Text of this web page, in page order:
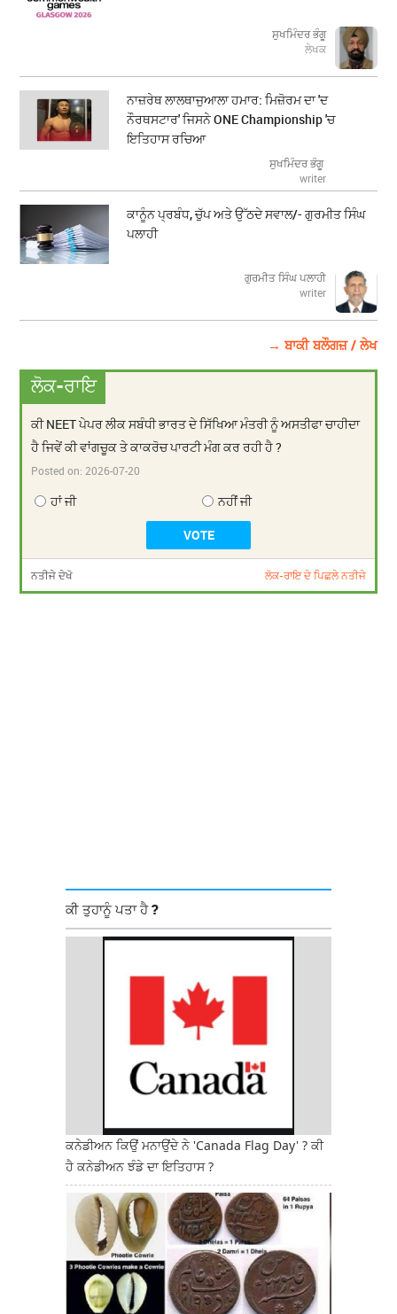
ਸੁਖਮਿੰਦਰ ਭੰਗੂ
ਲੇਖਕ
ਨਾਜ਼ਰੇਥ ਲਾਲਥਾਜੁਆਲਾ ਹਮਾਰ: ਮਿਜ਼ੋਰਮ ਦਾ 'ਦ
ਨੌਰਥਸਟਾਰ' ਜਿਸਨੇ ONE Championship 'ਚ
ਇਤਿਹਾਸ ਰਚਿਆ
ਸੁਖਮਿੰਦਰ ਭੰਗੂ
writer
ਕਾਨੂੰਨ ਪ੍ਰਬੰਧ, ਚੁੱਪ ਅਤੇ ਉੱਠਦੇ ਸਵਾਲ/- ਗੁਰਮੀਤ ਸਿੰਘ
ਪਲਾਹੀ
ਗੁਰਮੀਤ ਸਿੰਘ ਪਲਾਹੀ
writer
→ ਬਾਕੀ ਬਲੌਗਜ਼ / ਲੇਖ
ਲੋਕ-ਰਾਇ
ਕੀ NEET ਪੇਪਰ ਲੀਕ ਸਬੰਧੀ ਭਾਰਤ ਦੇ ਸਿੱਖਿਆ ਮੰਤਰੀ ਨੂੰ ਅਸਤੀਫਾ ਚਾਹੀਦਾ
ਹੈ ਜਿਵੇਂ ਕੀ ਵਾਂਗਚੂਕ ਤੇ ਕਾਕਰੋਚ ਪਾਰਟੀ ਮੰਗ ਕਰ ਰਹੀ ਹੈ ?
Posted on:2026-07-20
ਹਾਂ ਜੀ ਨਹੀਂ ਜੀ
ਨਤੀਜੇ ਦੇਖੋ ਲੋਕ-ਰਾਇ ਦੇ ਪਿਛਲੇ ਨਤੀਜੇ
ਕੀ ਤੁਹਾਨੂੰ ਪਤਾ ਹੈ ?
ਕਨੇਡੀਅਨ ਕਿਉਂ ਮਨਾਉਂਦੇ ਨੇ 'Canada Flag Day' ? ਕੀ
ਹੈ ਕਨੇਡੀਅਨ ਝੰਡੇ ਦਾ ਇਤਿਹਾਸ ?